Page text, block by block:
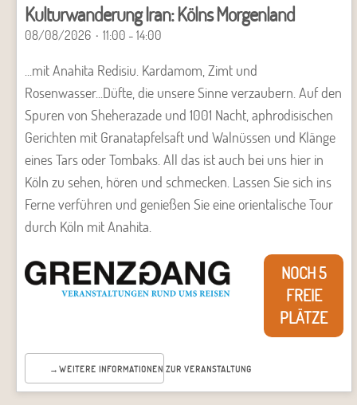
Kulturwanderung Iran: Kölns Morgenland
08/08/2026 11:00 - 14:00
...mit Anahita Redisiu. Kardamom, Zimt und
Rosenwasser...Düfte, die unsere Sinne verzaubern. Auf den
Spuren von Sheherazade und 1001 Nacht, aphrodisischen
Gerichten mit Granatapfelsaft und Walnüssen und Klänge
eines Tars oder Tombaks. All das ist auch bei uns hier in
Köln zu sehen, hören und schmecken. Lassen Sie sich ins
Ferne verführen und genießen Sie eine orientalische Tour
durch Köln mit Anahita.
NOCH 5
FREIE
PLÄTZE
WEITERE INFORMATIONEN